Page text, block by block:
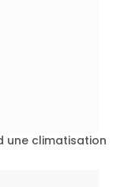
une climatisation